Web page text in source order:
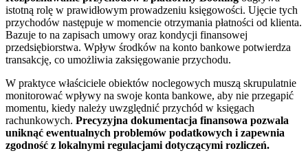
istotną rolę w prawidłowym prowadzeniu księgowości. Ujęcie tych
przychodów następuje w momencie otrzymania płatności od klienta.
Bazuje to na zapisach umowy oraz kondycji finansowej
przedsiębiorstwa. Wpływ środków na konto bankowe potwierdza
transakcję, co umożliwia zaksięgowanie przychodu.
W praktyce właściciele obiektów noclegowych muszą skrupulatnie
monitorować wpływy na swoje konta bankowe, aby nie przegapić
momentu, kiedy należy uwzględnić przychód w księgach
rachunkowych. Precyzyjna dokumentacja finansowa pozwala
uniknąć ewentualnych problemów podatkowych i zapewnia
zgodność z lokalnymi regulacjami dotyczącymi rozliczeń.